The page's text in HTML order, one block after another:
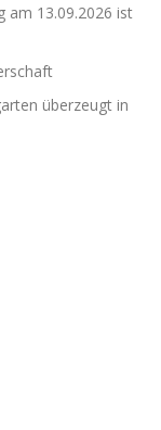
am 13.09.2026 ist
überzeugt in